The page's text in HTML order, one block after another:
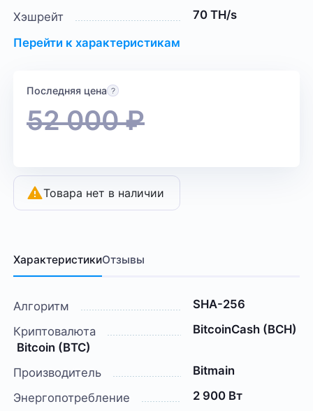
Хэшрейт
70 TH/s
Перейти к характеристикам
Последняя цена
52 000₽
Товара нет в наличии
ХарактеристикиОтзывы
Алгоритм
SHA-256
Криптовалюта
BitcoinCash (BCH)
Bitcoin (BTC)
Производитель
Bitmain
Энергопотребление
2 900 Вт